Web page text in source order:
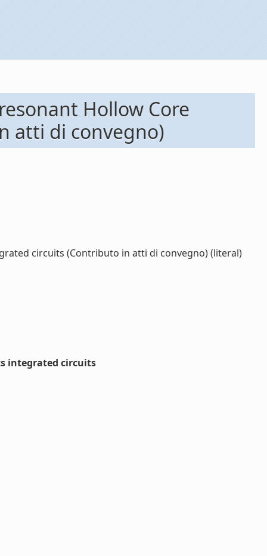
Hollow Core
atti di convegno)
circuits (Contributo in atti di convegno) (literal)
integrated circuits